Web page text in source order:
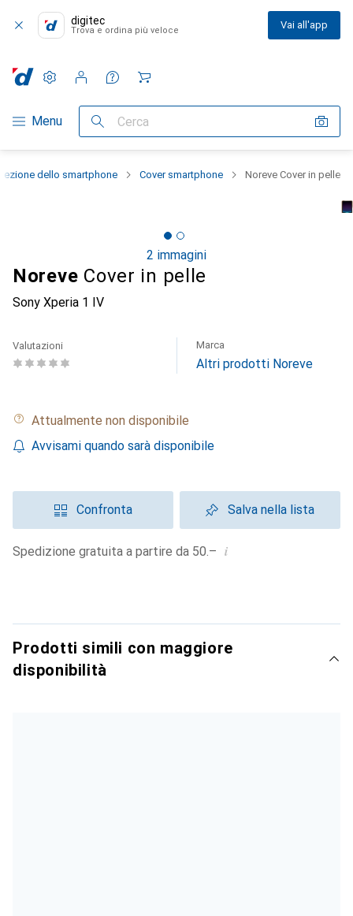
digitec
Trova e ordina più veloce Vai all'app
Categoria Navigazione
Menu Cerca
Impostazioni
Conto cliente
Liste di confronto
Liste dei desideri
Carrello
dello smartphone Cover smartphone Noreve Cover in pelle
2 immagini
Noreve Cover in pelle
Sony Xperia 1 IV
Valutazioni Marca
Altri prodotti Noreve
Attualmente non disponibile
Avvisami quando sarà disponibile
Confronta Salva nella lista
Spedizione gratuita a partire da 50.– i
Prodotti simili con maggiore
disponibilità